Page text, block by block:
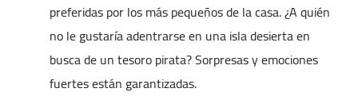
preferidas por los más pequeños de la casa. ¿A quién
no le gustaría adentrarse en una isla desierta en
busca de un tesoro pirata? Sorpresas y emociones
fuertes están garantizadas.